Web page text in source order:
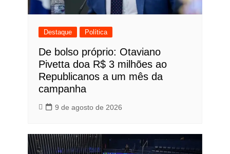
Destaque Política
De bolso próprio: Otaviano
Pivetta doa R$ 3 milhões ao
Republicanos a um mês da
campanha
9 de agosto de 2026